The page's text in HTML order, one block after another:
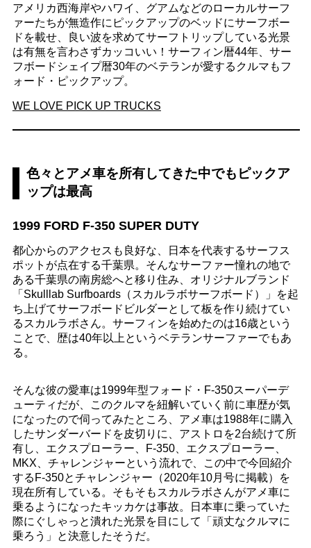
アメリカ西海岸やハワイ、グアムなどのローカルサーフ
ァーたちが無造作にピックアップのベッドにサーフボー
ドを載せ、良い波を求めてサーフトリップしている光景
は有無を言わさずカッコいい！サーフィン暦44年、サー
フボードシェイプ暦30年のベテランが愛するクルマもフ
ォード・ピックアップ。
WE LOVE PICK UP TRUCKS
色々とアメ車を所有してきた中でもピックア
ップは最高
1999 FORD F-350 SUPER DUTY
都心からのアクセスも良好な、日本を代表するサーフス
ポットが点在する千葉県。そんなサーファー憧れの地で
ある千葉県の南房総へと移り住み、オリジナルブランド
「Skulllab Surfboards（スカルラボサーフボード）」を起
ち上げてサーフボードビルダーとして板を作り続けてい
るスカルラボさん。サーフィンを始めたのは16歳という
ことで、歴は40年以上というベテランサーファーでもあ
る。
そんな彼の愛車は1999年型フォード・F-350スーパーデ
ューティだが、このクルマを紐解いていく前に車歴が気
になったので伺ってみたところ、アメ車は1988年に購入
したサンダーバードを皮切りに、アストロを2台続けて所
有し、エクスプローラー、F-350、エクスプローラー、
MKX、チャレンジャーという流れで、この中で今回紹介
するF-350とチャレンジャー（2020年10月号に掲載）を
現在所有している。そもそもスカルラボさんがアメ車に
乗るようになったキッカケは事故。日本車に乗っていた
際にぐしゃっと潰れた光景を目にして「頑丈なクルマに
乗ろう」と決意したそうだ。